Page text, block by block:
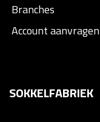
Branches
Account aanvragen
SOKKELFABRIEK